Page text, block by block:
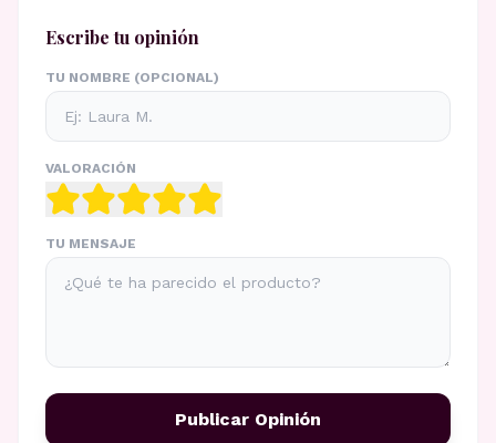
Escribe tu opinión
TU NOMBRE (OPCIONAL)
VALORACIÓN
TU MENSAJE
Publicar Opinión